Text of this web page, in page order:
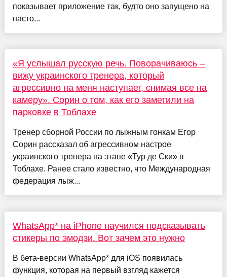
показывает приложение так, будто оно запущено на
насто...
«Я услышал русскую речь. Поворачиваюсь –
вижу украинского тренера, который
агрессивно на меня наступает, снимая все на
камеру». Сорин о том, как его заметили на
парковке в Тоблахе
Тренер сборной России по лыжным гонкам Егор
Сорин рассказал об агрессивном настрое
украинского тренера на этапе «Тур де Ски» в
Тоблахе. Ранее стало известно, что Международная
федерация лыж...
WhatsApp* на iPhone научился подсказывать
стикеры по эмодзи. Вот зачем это нужно
В бета-версии WhatsApp* для iOS появилась
функция, которая на первый взгляд кажется